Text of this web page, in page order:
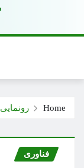
Home
فناوری